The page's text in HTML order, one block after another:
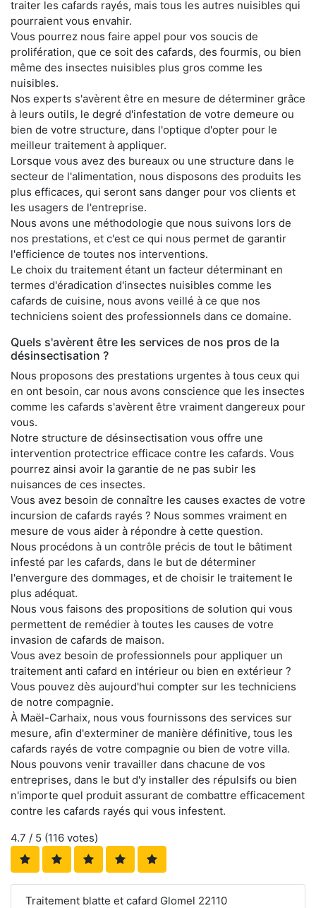
traiter les cafards rayés, mais tous les autres nuisibles qui
pourraient vous envahir.
Vous pourrez nous faire appel pour vos soucis de
prolifération, que ce soit des cafards, des fourmis, ou bien
même des insectes nuisibles plus gros comme les
nuisibles.
Nos experts s'avèrent être en mesure de déterminer grâce
à leurs outils, le degré d'infestation de votre demeure ou
bien de votre structure, dans l'optique d'opter pour le
meilleur traitement à appliquer.
Lorsque vous avez des bureaux ou une structure dans le
secteur de l'alimentation, nous disposons des produits les
plus efficaces, qui seront sans danger pour vos clients et
les usagers de l'entreprise.
Nous avons une méthodologie que nous suivons lors de
nos prestations, et c'est ce qui nous permet de garantir
l'efficience de toutes nos interventions.
Le choix du traitement étant un facteur déterminant en
termes d'éradication d'insectes nuisibles comme les
cafards de cuisine, nous avons veillé à ce que nos
techniciens soient des professionnels dans ce domaine.
Quels s'avèrent être les services de nos pros de la
désinsectisation ?
Nous proposons des prestations urgentes à tous ceux qui
en ont besoin, car nous avons conscience que les insectes
comme les cafards s'avèrent être vraiment dangereux pour
vous.
Notre structure de désinsectisation vous offre une
intervention protectrice efficace contre les cafards. Vous
pourrez ainsi avoir la garantie de ne pas subir les
nuisances de ces insectes.
Vous avez besoin de connaître les causes exactes de votre
incursion de cafards rayés ? Nous sommes vraiment en
mesure de vous aider à répondre à cette question.
Nous procédons à un contrôle précis de tout le bâtiment
infesté par les cafards, dans le but de déterminer
l'envergure des dommages, et de choisir le traitement le
plus adéquat.
Nous vous faisons des propositions de solution qui vous
permettent de remédier à toutes les causes de votre
invasion de cafards de maison.
Vous avez besoin de professionnels pour appliquer un
traitement anti cafard en intérieur ou bien en extérieur ?
Vous pouvez dès aujourd'hui compter sur les techniciens
de notre compagnie.
À Maël-Carhaix, nous vous fournissons des services sur
mesure, afin d'exterminer de manière définitive, tous les
cafards rayés de votre compagnie ou bien de votre villa.
Nous pouvons venir travailler dans chacune de vos
entreprises, dans le but d'y installer des répulsifs ou bien
n'importe quel produit assurant de combattre efficacement
contre les cafards rayés qui vous infestent.
4.7 / 5 (116 votes)
Traitement blatte et cafard Glomel 22110